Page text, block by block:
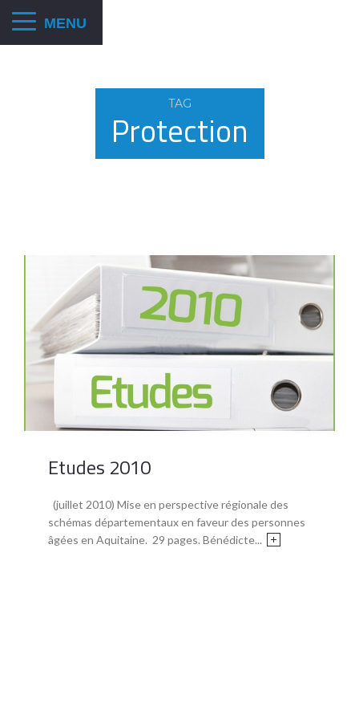
TAG
Protection
Etudes 2010
(juillet 2010) Mise en perspective régionale des
schémas départementaux en faveur des personnes
âgées en Aquitaine. 29 pages. Bénédicte...